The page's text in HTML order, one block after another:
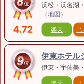
4.72
浜松・浜名湖
（地図）
楽天
伊東ホテル
伊東・宇佐美